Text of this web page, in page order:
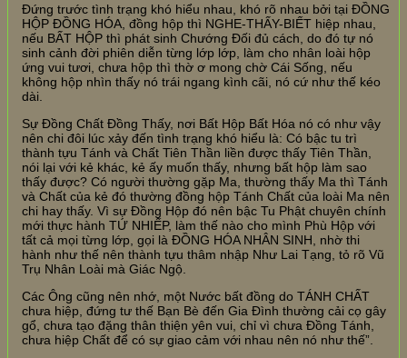
Đứng trước tình trạng khó hiểu nhau, khó rõ nhau bởi tại ĐỒNG
HỘP ĐỒNG HÓA, đồng hộp thì NGHE-THẤY-BIẾT hiệp nhau,
nếu BẤT HỘP thì phát sinh Chướng Đối đủ cách, do đó tự nó
sinh cảnh đời phiên diễn từng lớp lớp, làm cho nhân loài hộp
ứng vui tươi, chưa hộp thì thờ ơ mong chờ Cái Sống, nếu
không hộp nhìn thấy nó trái ngang kình cãi, nó cứ như thế kéo
dài.
Sự Đồng Chất Đồng Thấy, nơi Bất Hộp Bất Hóa nó có như vậy
nên chi đôi lúc xảy đến tình trạng khó hiểu là: Có bậc tu trì
thành tựu Tánh và Chất Tiên Thần liền được thấy Tiên Thần,
nói lại với kẻ khác, kẻ ấy muốn thấy, nhưng bất hộp làm sao
thấy được? Có người thường gặp Ma, thường thấy Ma thì Tánh
và Chất của kẻ đó thường đồng hộp Tánh Chất của loài Ma nên
chi hay thấy. Vì sự Đồng Hộp đó nên bậc Tu Phật chuyên chính
mới thực hành TỨ NHIẾP, làm thế nào cho mình Phù Hộp với
tất cả mọi từng lớp, gọi là ĐỒNG HÓA NHÂN SINH, nhờ thi
hành như thế nên thành tựu thâm nhập Như Lai Tạng, tỏ rõ Vũ
Trụ Nhân Loài mà Giác Ngộ.
Các Ông cũng nên nhớ, một Nước bất đồng do TÁNH CHẤT
chưa hiệp, đứng tư thế Bạn Bè đến Gia Đình thường cải cọ gây
gổ, chưa tạo đặng thân thiện yên vui, chỉ vì chưa Đồng Tánh,
chưa hiệp Chất để có sự giao cảm với nhau nên nó như thế”.